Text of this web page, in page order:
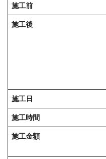
施工前
施工後
施工日
施工時間
施工金額